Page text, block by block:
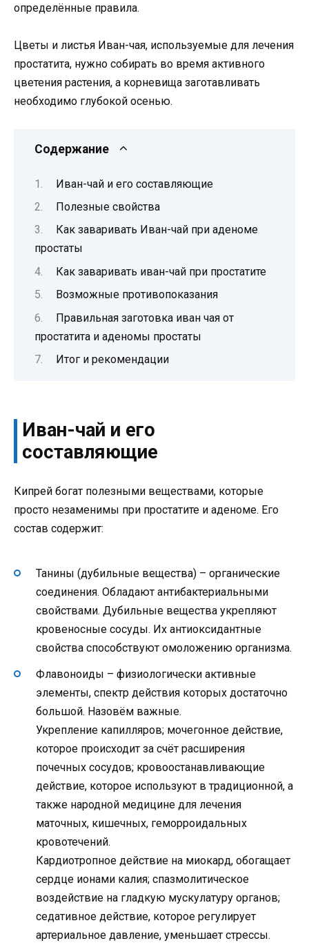
определённые правила.
Цветы и листья Иван-чая, используемые для лечения
простатита, нужно собирать во время активного
цветения растения, а корневища заготавливать
необходимо глубокой осенью.
Содержание
Иван-чай и его составляющие
Полезные свойства
Как заваривать Иван-чай при аденоме
простаты
Как заваривать иван-чай при простатите
Возможные противопоказания
Правильная заготовка иван чая от
простатита и аденомы простаты
Итог и рекомендации
Иван-чай и его
составляющие
Кипрей богат полезными веществами, которые
просто незаменимы при простатите и аденоме. Его
состав содержит:
Танины (дубильные вещества) – органические
соединения. Обладают антибактериальными
свойствами. Дубильные вещества укрепляют
кровеносные сосуды. Их антиоксидантные
свойства способствуют омоложению организма.
Флавоноиды – физиологически активные
элементы, спектр действия которых достаточно
большой. Назовём важные.
Укрепление капилляров; мочегонное действие,
которое происходит за счёт расширения
почечных сосудов; кровоостанавливающие
действие, которое используют в традиционной, а
также народной медицине для лечения
маточных, кишечных, геморроидальных
кровотечений.
Кардиотропное действие на миокард, обогащает
сердце ионами калия; спазмолитическое
воздействие на гладкую мускулатуру органов;
седативное действие, которое регулирует
артериальное давление, уменьшает стрессы.